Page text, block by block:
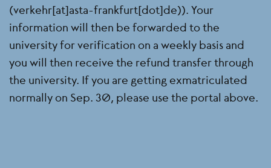
(verkehr[at]asta-frankfurt[dot]de)). Your
information will then be forwarded to the
university for verification on a weekly basis and
you will then receive the refund transfer through
the university. If you are getting exmatriculated
normally on Sep. 30, please use the portal above.